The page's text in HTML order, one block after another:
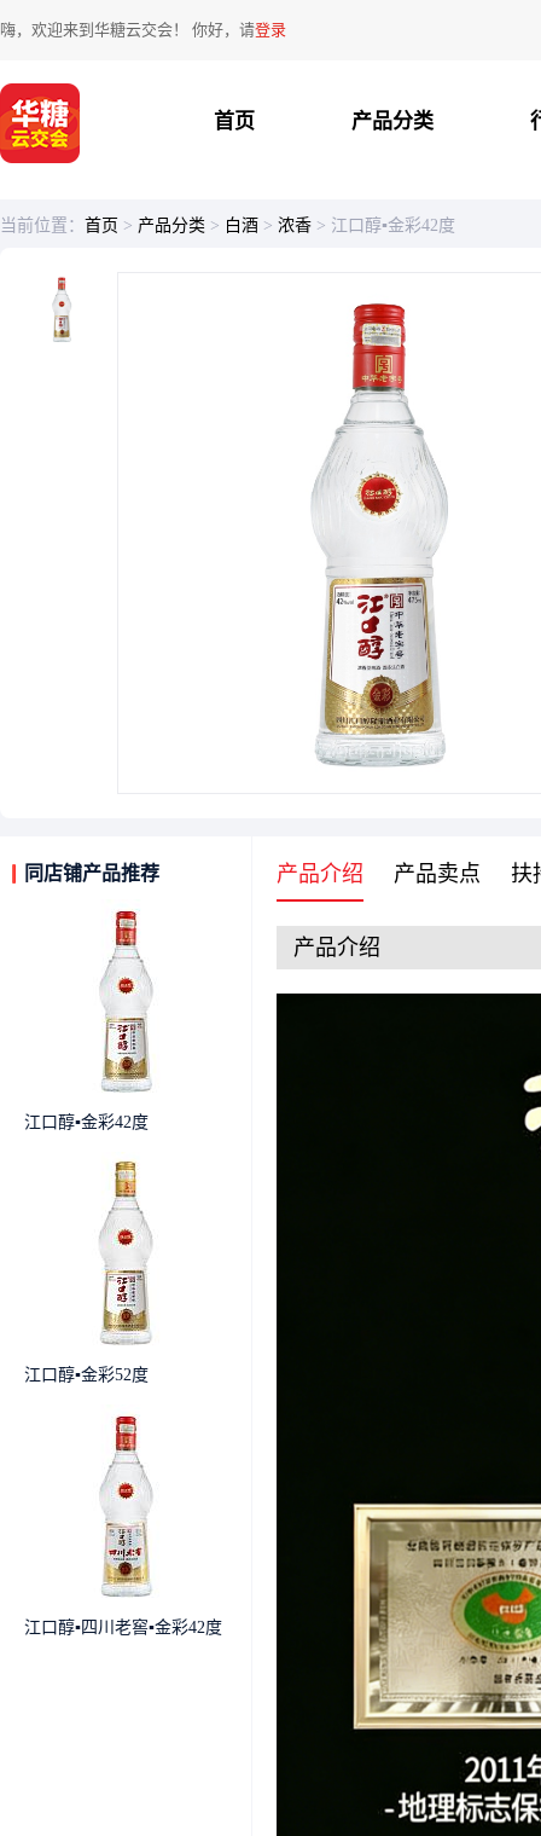
嗨，欢迎来到华糖云交会！ 你好，请登录
首页 产品分类
当前位置： 首页 > 产品分类 > 白酒 > 浓香 > 江口醇▪金彩42度
同店铺产品推荐
江口醇▪金彩42度
江口醇▪金彩52度
江口醇▪四川老窖▪金彩42度
产品介绍 产品卖点 扶
产品介绍